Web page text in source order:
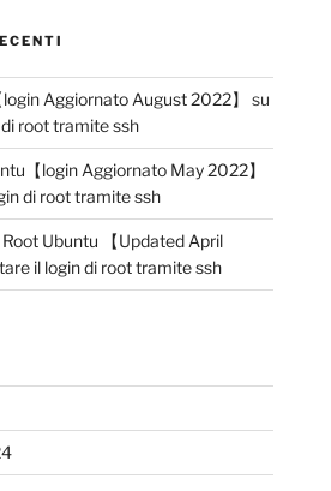
Aggiornato August 2022】
su
root tramite ssh
【login Aggiornato May 2022】
di root tramite ssh
Ubuntu 【Updated April
il login di root tramite ssh